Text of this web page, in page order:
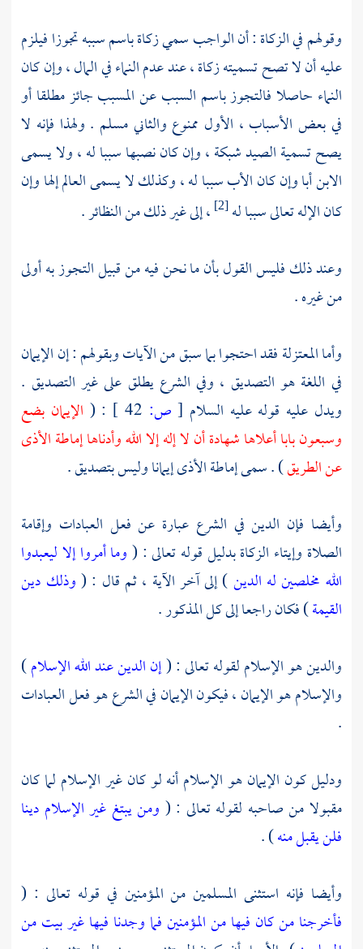
وقولهم في الزكاة : أن الواجب سمي زكاة باسم سببه تجوزا فيلزم
عليه أن لا تصح تسميته زكاة ، عند عدم النماء في المال ، وإن كان
النماء حاصلا فالتجوز باسم السبب عن المسبب جائز مطلقا أو
في بعض الأسباب ، الأول ممنوع والثاني مسلم . ولهذا فإنه لا
يصح تسمية الصيد شبكة ، وإن كان نصبها سببا له ، ولا يسمى
الابن أبا وإن كان الأب سببا له ، وكذلك لا يسمى العالم إلها وإن
كان الإله تعالى سببا له[2]
، إلى غير ذلك من النظائر .
وعند ذلك فليس القول بأن ما نحن فيه من قبيل التجوز به أولى
من غيره .
وأماالمعتزلةفقد احتجوا بما سبق من الآيات وبقولهم : إن الإيمان
في اللغة هو التصديق ، وفي الشرع يطلق على غير التصديق .
ويدل عليه قوله عليه السلام [ ص: : ( الإيمان بضع
وسبعون بابا أعلاها شهادة أن لا إله إلا الله وأدناها إماطة الأذى
عن الطريق) . سمى إماطة الأذى إيمانا وليس بتصديق .
وأيضا فإن الدين في الشرع عبارة عن فعل العبادات وإقامة
الصلاة وإيتاء الزكاة بدليل قوله تعالى : (وما أمروا إلا ليعبدوا
الله مخلصين له الدين) إلى آخر الآية ، ثم قال : (وذلك دين
القيمة) فكان راجعا إلى كل المذكور .
والدين هو الإسلام لقوله تعالى : (إن الدين عند الله الإسلام)
والإسلام هو الإيمان ، فيكون الإيمان في الشرع هو فعل العبادات
.
ودليل كون الإيمان هو الإسلام أنه لو كان غير الإسلام لما كان
مقبولا من صاحبه لقوله تعالى : ( ومن يبتغ غير الإسلام دينا
فلن يقبل منه) .
وأيضا فإنه استثنى المسلمين من المؤمنين في قوله تعالى : (
فأخرجنا من كان فيها من المؤمنينفما وجدنا فيها غير بيت من